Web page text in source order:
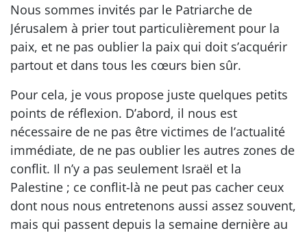
Nous sommes invités par le Patriarche de
Jérusalem à prier tout particulièrement pour la
paix, et ne pas oublier la paix qui doit s’acquérir
partout et dans tous les cœurs bien sûr.
Pour cela, je vous propose juste quelques petits
points de réflexion. D’abord, il nous est
nécessaire de ne pas être victimes de l’actualité
immédiate, de ne pas oublier les autres zones de
conflit. Il n’y a pas seulement Israël et la
Palestine ; ce conflit-là ne peut pas cacher ceux
dont nous nous entretenons aussi assez souvent,
mais qui passent depuis la semaine dernière au